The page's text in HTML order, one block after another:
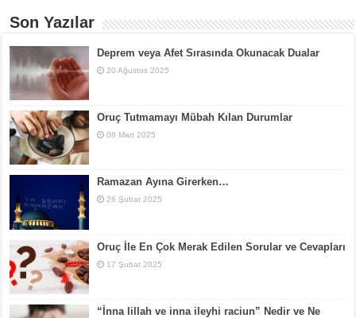
Son Yazılar
Deprem veya Afet Sırasında Okunacak Dualar
20 Ağustos 2025
Oruç Tutmamayı Mübah Kılan Durumlar
08 Mart 2025
Ramazan Ayına Girerken…
26 Şubat 2025
Oruç İle En Çok Merak Edilen Sorular ve Cevapları
17 Şubat 2025
“İnna lillah ve inna ileyhi raciun” Nedir ve Ne